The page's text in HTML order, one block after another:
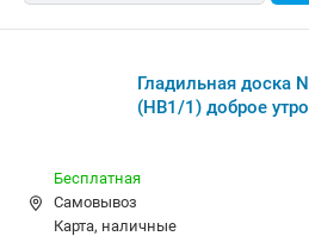
Гладильная доска
(НВ1/1) доброе утро
Бесплатная
Самовывоз
карта, наличные